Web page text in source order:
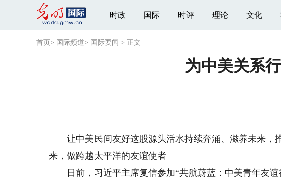
时政 国际 时评 理论 文化
首页 > 国际频道> 国际要闻 > 正文
为中美关系
让中美民间友好这股源头活水持续奔涌、滋养未来，
来，做跨越太平洋的友谊使者
日前，习近平主席复信参加“共航蔚蓝：中美青年友谊